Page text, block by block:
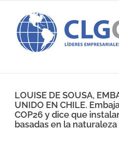
contenido
LOUISE DE SOUSA,
UNIDO EN CHILE.
COP26 y dice que
basadas en la